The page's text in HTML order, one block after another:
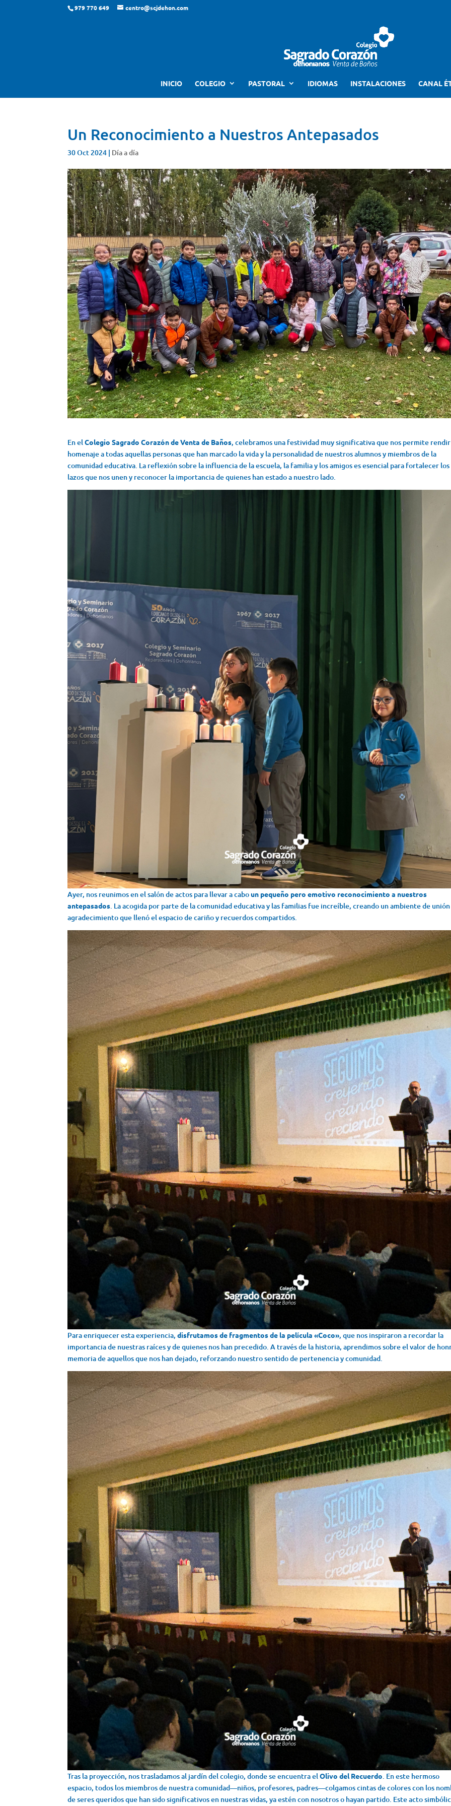
979 770 649 centro@scjdehon.com
INICIO COLEGIO PASTORAL IDIOMAS INSTALACIONES CANAL
Un Reconocimiento a Nuestros Antepasados
30 Oct 2024 | Día a día
En elColegio Sagrado Corazón de Venta de Baños, celebramos una festividad muy significativa que nos permite rendir
homenaje a todas aquellas personas que han marcado la vida y la personalidad de nuestros alumnos y miembros de la
comunidad educativa. La reflexión sobre la influencia de la escuela, la familia y los amigos es esencial para fortalecer los
lazos que nos unen y reconocer la importancia de quienes han estado a nuestro lado.
Ayer, nos reunimos en el salón de actos para llevar a caboun pequeño pero emotivo reconocimiento a nuestros
antepasados. La acogida por parte de la comunidad educativa y las familias fue increíble, creando un ambiente de
agradecimiento que llenó el espacio de cariño y recuerdos compartidos.
Para enriquecer esta experiencia,disfrutamos de fragmentos de la película «Coco», que nos inspiraron a recordar la
importancia de nuestras raíces y de quienes nos han precedido. A través de la historia, aprendimos sobre el valor de
memoria de aquellos que nos han dejado, reforzando nuestro sentido de pertenencia y comunidad.
Tras la proyección, nos trasladamos al jardín del colegio, donde se encuentra elOlivo del Recuerdo . En este hermoso
espacio, todos los miembros de nuestra comunidad—niños, profesores, padres—colgamos cintas de colores con los
de seres queridos que han sido significativos en nuestras vidas, ya estén con nosotros o hayan partido. Este acto